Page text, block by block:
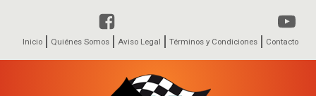
Inicio Quiénes Somos Aviso Legal Términos y Condiciones Contacto